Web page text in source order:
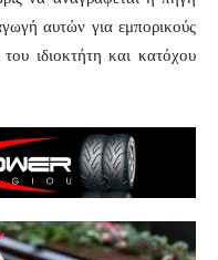
αυτών για εμπορικούς
ιδιοκτήτη και κατόχου